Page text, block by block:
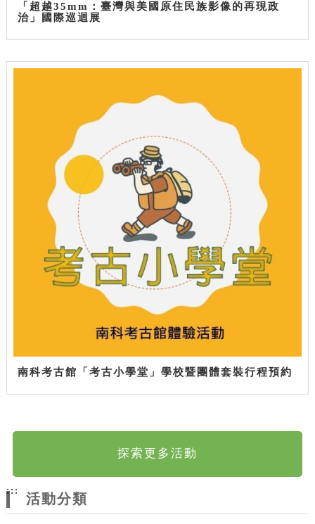
「超越35mm：臺灣與美國原住民族影像的再現政
治」國際巡迴展
南科考古館「考古小學堂」學校暨團體套裝行程預約
探索更多活動
:::
活動分類